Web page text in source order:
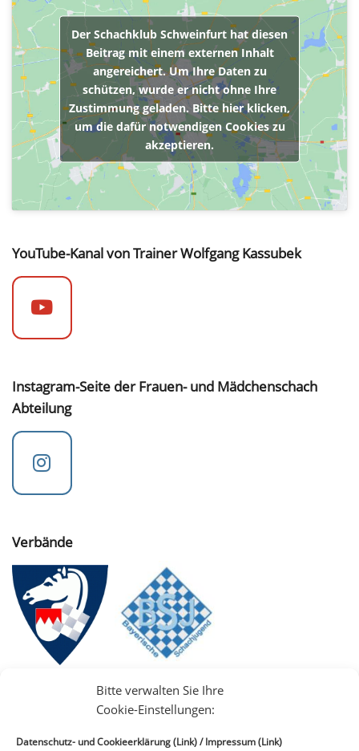
Bitte verwalten Sie Ihre
Cookie-Einstellungen:
Datenschutz- und Cookieerklärung (Link)/Impressum (Link)
Der Schachklub Schweinfurt hat diesen
Beitrag mit einem externen Inhalt
angereichert. Um Ihre Daten zu
schützen, wurde er nicht ohne Ihre
Zustimmung geladen. Bitte hier klicken,
um die dafür notwendigen Cookies zu
akzeptieren.
YouTube-Kanal von Trainer Wolfgang Kassubek
Instagram-Seite der Frauen- und Mädchenschach
Abteilung
Verbände